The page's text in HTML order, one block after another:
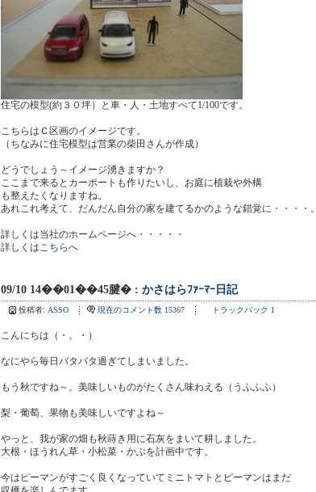
住宅の模型(約３０坪）と車・人・土地すべて1/100です。
こちらはＣ区画のイメージです。
（ちなみに住宅模型は営業の柴田さんが作成）
どうでしょう～イメージ湧きますか？
ここまで来るとカーポートも作りたいし、お庭に植栽や外構
も整えたくなりますね。
あれこれ考えて、だんだん自分の家を建てるかのような錯覚に・・・・。
詳しくは当社のホームページへ・・・・・
詳しくはこちらへ
09/10 14��01��45腱� : かさはらﾌｧｰﾏｰ日記
投稿者: ASSO 現在のコメント数 15367 トラックバック 1
こんにちは（・。・）
なにやら毎日バタバタ過ぎてしまいました。
もう秋ですね～。美味しいものがたくさん味わえる（うふふふ）
梨・葡萄、果物も美味しいですよね～
やっと、我が家の畑も秋蒔き用に石灰をまいて耕しました。
大根・ほうれん草・小松菜・かぶを計画中です。
今はピーマンがすごく良くなっていてミニトマトとピーマンはまだ